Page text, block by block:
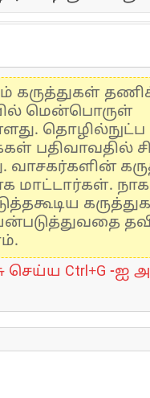
கருத்துகள்
மென்பொருள்
பதிவாவதில்
வாசகர்களின்
மாட்டார்கள்.
Ctrl+G -ஐ